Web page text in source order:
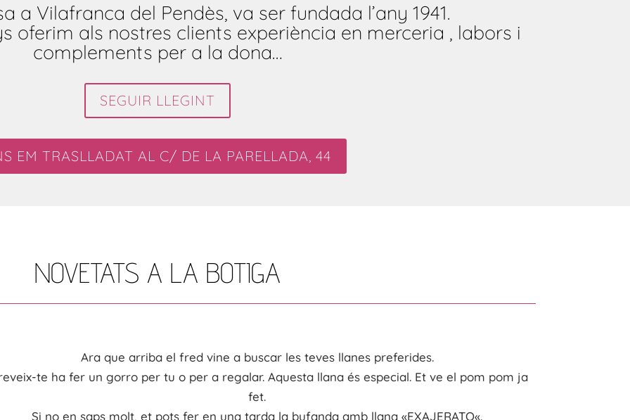
a Vilafranca del Pendès, va ser fundada l’any 1941.
oferim als nostres clients experiència en merceria , labors i
complements per a la dona…
SEGUIR LLEGINT
EM TRASLLADAT AL C/ DE LA PARELLADA, 44
NOVETATS A LA BOTIGA
Ara que arriba el fred vine a buscar les teves llanes preferides.
-te hafer ungorro per tu o per a regalar. Aquesta llanaés especial. Et ve el pom pom ja
fet.
Si no ensaps molt, et pots fer en una tarda la bufanda amb llana «EXAJERATO«.